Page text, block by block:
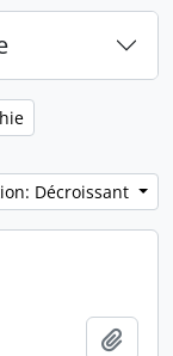
Décroissant